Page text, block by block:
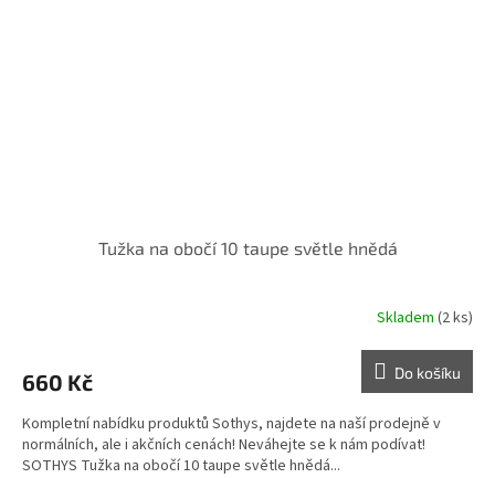
Tužka na obočí 10 taupe světle hnědá
Skladem (2 ks)
660 Kč Do košíku
Kompletní nabídku produktů Sothys, najdete na naší prodejně v
normálních, ale i akčních cenách! Neváhejte se k nám podívat!
SOTHYS Tužka na obočí 10 taupe světle hnědá...